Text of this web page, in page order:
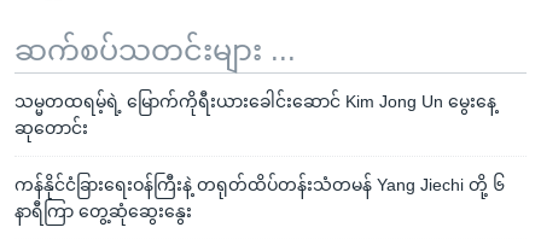
ဆက်စပ်သတင်းများ ...
သမ္မတထရမ့်ရဲ့ မြောက်ကိုရီးယားခေါင်းဆောင် Kim Jong Un မွေးနေ့
ဆုတောင်း
ကန်နိုင်ငံခြားရေးဝန်ကြီးနဲ့ တရုတ်ထိပ်တန်းသံတမန် Yang Jiechi တို့ ၆
နာရီကြာ တွေ့ဆုံဆွေးနွေး